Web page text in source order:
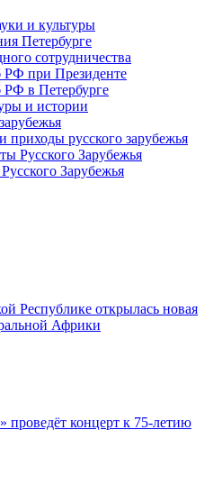
и культуры
Петербурге
сотрудничества
РФ при Президенте
РФ в Петербурге
и истории
русского зарубежья
Русского Зарубежья
Зарубежья
Республике открылась новая
Африки
проведёт концерт к 75-летию